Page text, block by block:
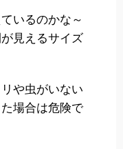
いるのかな～
見えるサイズ
や虫がいない
場合は危険で